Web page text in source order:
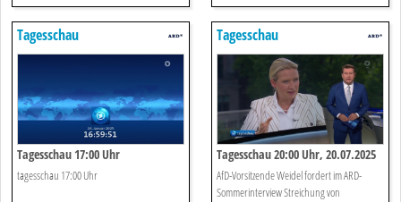
Tagesschau
Tagesschau 17:00 Uhr
tagesschau 17:00 Uhr
Tagesschau
Tagesschau 20:00 Uhr, 20.07.2025
AfD-Vorsitzende Weidel fordert im ARD-
Sommerinterview Streichung von